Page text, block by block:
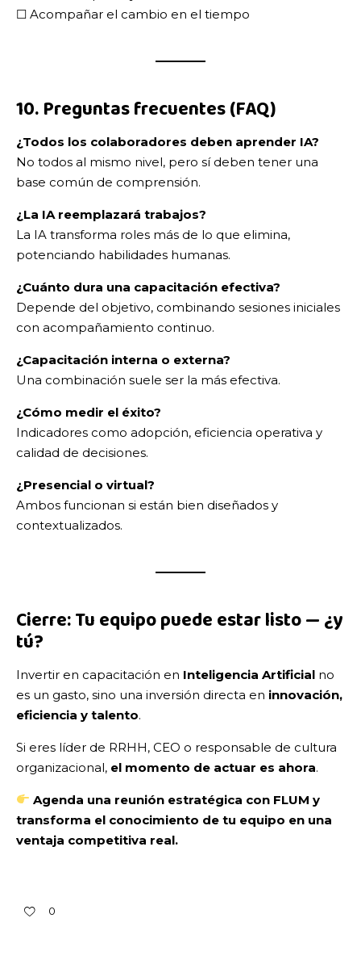
☐ Acompañar el cambio en el tiempo
10. Preguntas frecuentes (FAQ)
¿Todos los colaboradores deben aprender IA?
No todos al mismo nivel, pero sí deben tener una
base común de comprensión.
¿La IA reemplazará trabajos?
La IA transforma roles más de lo que elimina,
potenciando habilidades humanas.
¿Cuánto dura una capacitación efectiva?
Depende del objetivo, combinando sesiones iniciales
con acompañamiento continuo.
¿Capacitación interna o externa?
Una combinación suele ser la más efectiva.
¿Cómo medir el éxito?
Indicadores como adopción, eficiencia operativa y
calidad de decisiones.
¿Presencial o virtual?
Ambos funcionan si están bien diseñados y
contextualizados.
Cierre: Tu equipo puede estar listo — ¿y
tú?
Invertir en capacitación en Inteligencia Artificial no
es un gasto, sino una inversión directa en innovación,
eficiencia y talento.
Si eres líder de RRHH, CEO o responsable de cultura
organizacional, el momento de actuar es ahora.
Agenda una reunión estratégica con FLUM y
transforma el conocimiento de tu equipo en una
ventaja competitiva real.
0